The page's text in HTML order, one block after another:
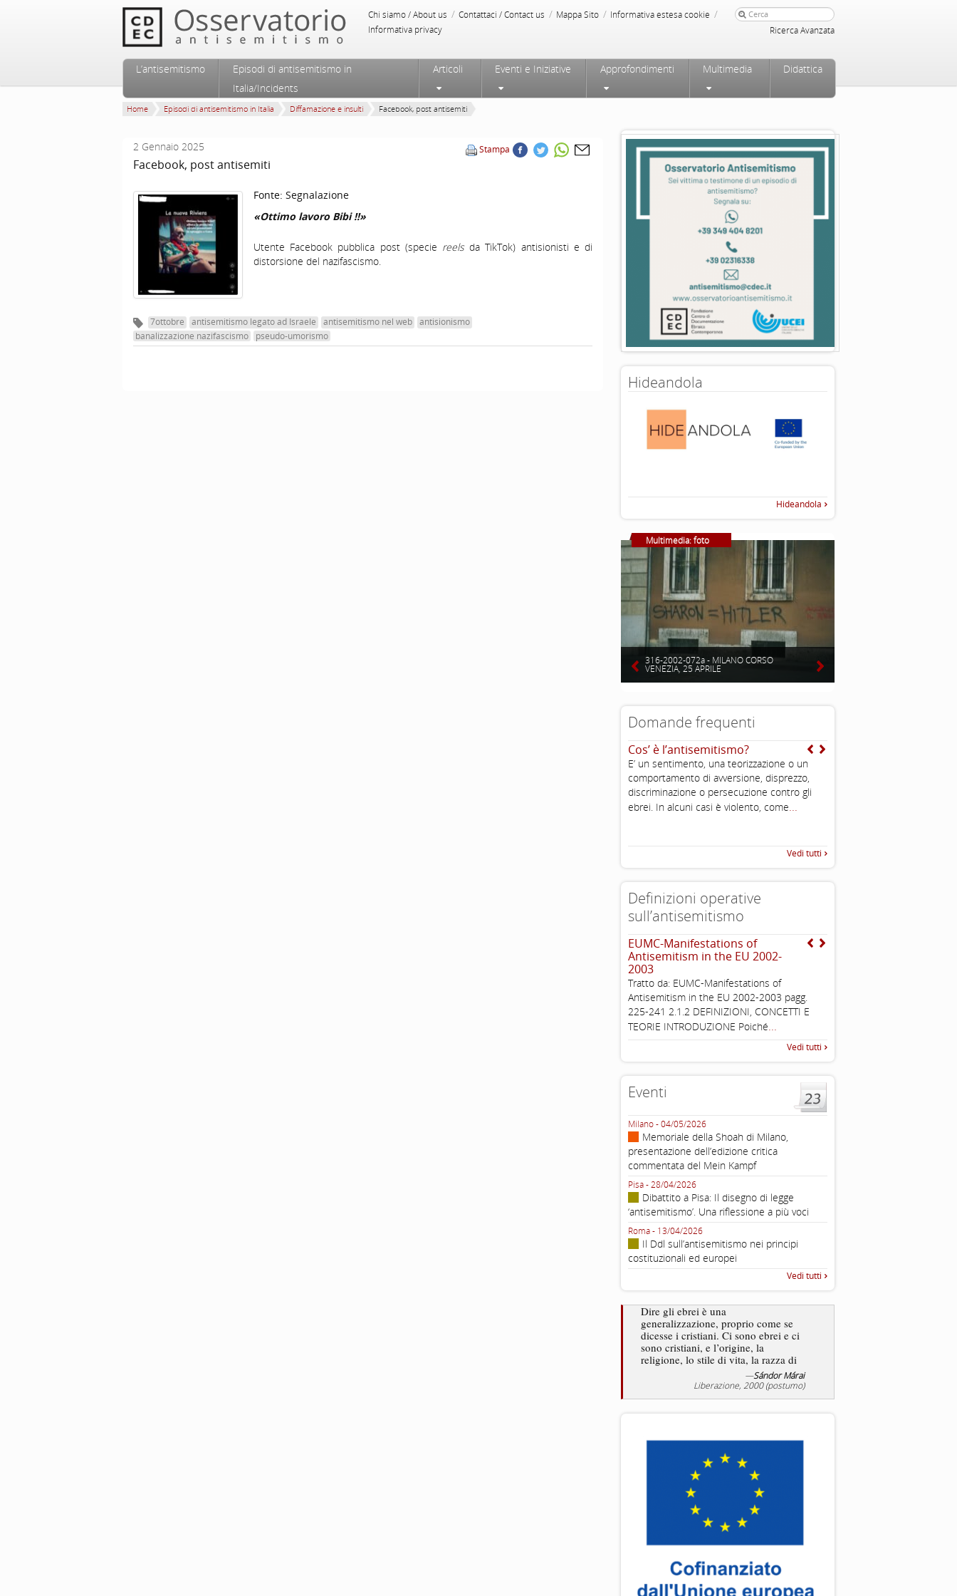
Chi siamo / About us / Contattaci / Contact us / Mappa Sito / Informativa estesa cookie /
Informativa privacy Ricerca Avanzata
Menu principale
Vai al contenuto principale
Vai al contenuto secondario
L’antisemitismo
Episodi di antisemitismo in
Italia/Incidents
Articoli Eventi e Iniziative Approfondimenti Multimedia Didattica
Home Episodi di antisemitismo in Italia Diffamazione e insulti Facebook, post antisemiti
Stampa
2 Gennaio 2025
Facebook, post antisemiti
Fonte: Segnalazione
«Ottimo lavoro Bibi !!»
Utente Facebook pubblica post (specie reelsda TikTok) antisionisti e di
distorsione del nazifascismo.
7ottobre antisemitismo legato ad Israele antisemitismo nel web
antisionismo
banalizzazione nazifascismo
pseudo-umorismo
Hideandola
Hideandola
Multimedia: foto
316-2002-072a - MILANO CORSO
VENEZIA, 25 APRILE
Domande frequenti
Cos’ è l’antisemitismo?
E’ un sentimento, una teorizzazione o un
comportamento di avversione, disprezzo,
discriminazione o persecuzione contro gli
ebrei. In alcuni casi è violento, come...
Vedi tutti
Definizioni operative
sull’antisemitismo
EUMC-Manifestations of
Antisemitism in the EU 2002-
2003
Tratto da: EUMC-Manifestations of
Antisemitism in the EU 2002-2003 pagg.
225-241 2.1.2 DEFINIZIONI, CONCETTI E
TEORIE INTRODUZIONE Poiché...
Vedi tutti
Eventi
Milano - 04/05/2026
Memoriale della Shoah di Milano,
presentazione dell’edizione critica
commentata del Mein Kampf
Pisa - 28/04/2026
Dibattito a Pisa: Il disegno di legge
‘antisemitismo’. Una riflessione a più voci
Roma - 13/04/2026
Il Ddl sull’antisemitismo nei principi
costituzionali ed europei
Vedi tutti
Dire gli ebrei è una
generalizzazione, proprio come se
dicesse i cristiani. Ci sono ebrei e ci
sono cristiani, e l’origine, la
religione, lo stile di vita, la razza di
sicuro comportano tanti tratti...
—Sándor Márai
Liberazione, 2000 (postumo)